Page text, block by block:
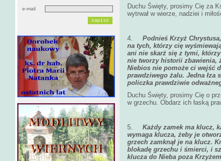
e-mail
Duchu Święty, prosimy Cię za
wytrwał w wierze, nadziei i
4. Podnieś Krzyż
na tych, którzy cię
ani nie skarż się z tymi,
nie tworzy historii zbawienia,
Niebios nie pomoże ci wejść
prawdziwego żalu. Jedna łza
policzka prawdziwie
Duchu Święty, prosimy Cię o
w grzechu. Obdarz ich łaską
5. Każdy zamek ma klucz,
wymaga klucza, żeby je
grzech zamknął je na klucz.
blokadę grzechu i śmierci, i
klucza do Nieba poza Krzyżem